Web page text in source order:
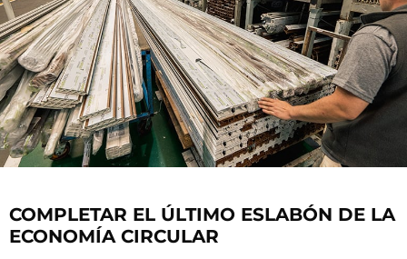
COMPLETAR EL ÚLTIMO ESLABÓN DE LA
ECONOMÍA CIRCULAR